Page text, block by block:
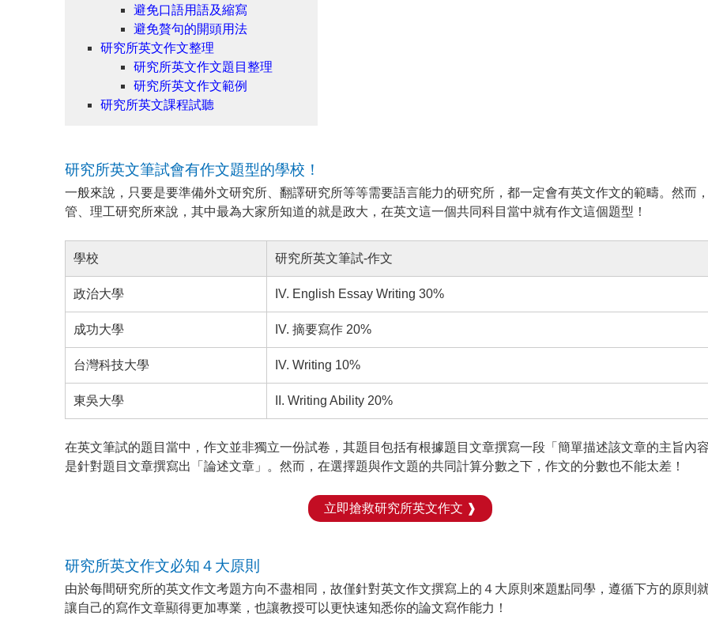
避免口語用語及縮寫
避免贅句的開頭用法
研究所英文作文整理
研究所英文作文題目整理
研究所英文作文範例
研究所英文課程試聽
研究所英文筆試會有作文題型的學校！
一般來說，只要是要準備外文研究所、翻譯研究所等等需要語言能力的研究所，都一定會有英文作文的範疇。然而
管、理工研究所來說，其中最為大家所知道的就是政大，在英文這一個共同科目當中就有作文這個題型！
學校 研究所英文筆試-作文
政治大學 IV. English Essay Writing 30%
成功大學 IV. 摘要寫作 20%
台灣科技大學 IV. Writing 10%
東吳大學 II. Writing Ability 20%
在英文筆試的題目當中，作文並非獨立一份試卷，其題目包括有根據題目文章撰寫一段「簡單描述該文章的主旨內
是針對題目文章撰寫出「論述文章」。然而，在選擇題與作文題的共同計算分數之下，作文的分數也不能太差！
立即搶救研究所英文作文 ❱
研究所英文作文必知４大原則
由於每間研究所的英文作文考題方向不盡相同，故僅針對英文作文撰寫上的４大原則來題點同學，遵循下方的原則
讓自己的寫作文章顯得更加專業，也讓教授可以更快速知悉你的論文寫作能力！